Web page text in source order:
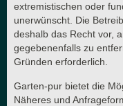
extremistischen oder
unerwünscht. Die
deshalb das Recht vor,
gegebenenfalls zu
Gründen erforderlich.
Garten-pur bietet die
Näheres und